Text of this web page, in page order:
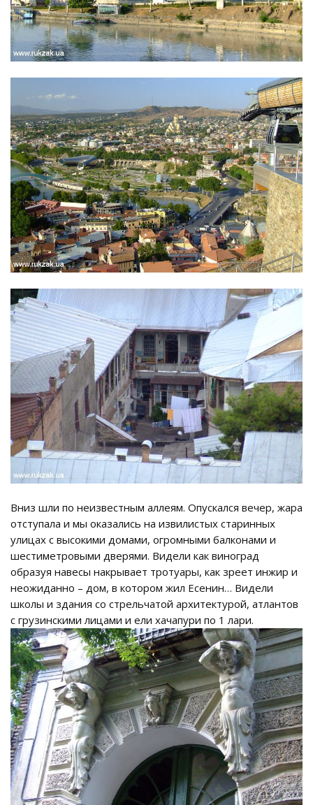
Вниз шли по неизвестным аллеям. Опускался вечер, жара
отступала и мы оказались на извилистых старинных
улицах с высокими домами, огромными балконами и
шестиметровыми дверями. Видели как виноград
образуя навесы накрывает тротуары, как зреет инжир и
неожиданно – дом, в котором жил Есенин… Видели
школы и здания со стрельчатой архитектурой, атлантов
с грузинскими лицами и ели хачапури по 1 лари.